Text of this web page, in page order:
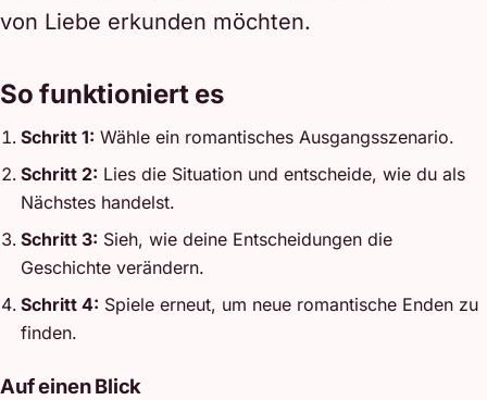
von Liebe erkunden möchten.
So funktioniert es
Schritt 1: Wähle ein romantisches Ausgangsszenario.
Schritt 2: Lies die Situation und entscheide, wie du als
Nächstes handelst.
Schritt 3: Sieh, wie deine Entscheidungen die
Geschichte verändern.
Schritt 4: Spiele erneut, um neue romantische Enden zu
finden.
Auf einen Blick